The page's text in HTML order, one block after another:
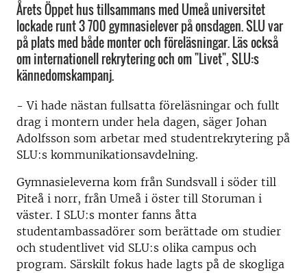
Årets Öppet hus tillsammans med Umeå universitet
lockade runt 3 700 gymnasielever på onsdagen. SLU var
på plats med både monter och föreläsningar. Läs också
om internationell rekrytering och om "Livet", SLU:s
kännedomskampanj.
- Vi hade nästan fullsatta föreläsningar och fullt
drag i montern under hela dagen, säger Johan
Adolfsson som arbetar med studentrekrytering på
SLU:s kommunikationsavdelning.
Gymnasieleverna kom från Sundsvall i söder till
Piteå i norr, från Umeå i öster till Storuman i
väster. I SLU:s monter fanns åtta
studentambassadörer som berättade om studier
och studentlivet vid SLU:s olika campus och
program. Särskilt fokus hade lagts på de skogliga